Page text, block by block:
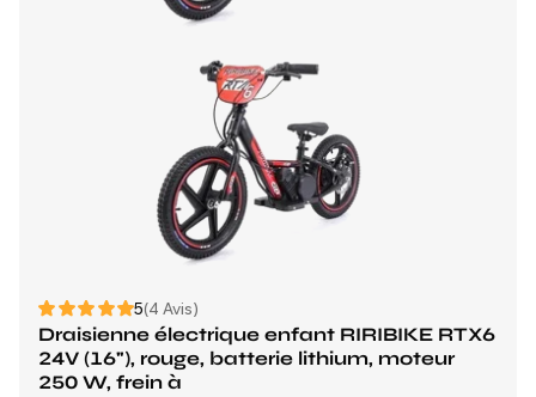
5(4 Avis)
Draisienne électrique enfant RIRIBIKE RTX6
24V (16"), rouge, batterie lithium, moteur
250 W, frein à